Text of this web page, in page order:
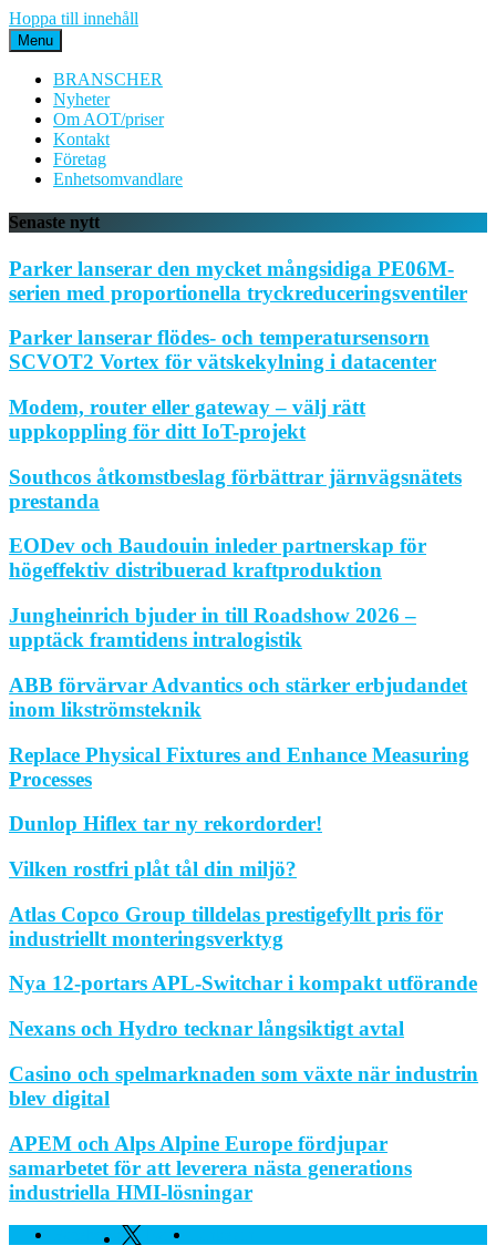
Hoppa till innehåll
Menu
BRANSCHER
Nyheter
Om AOT/priser
Kontakt
Företag
Enhetsomvandlare
Senaste nytt
Parker lanserar den mycket mångsidiga PE06M-
serien med proportionella tryckreduceringsventiler
Parker lanserar flödes- och temperatursensorn
SCVOT2 Vortex för vätskekylning i datacenter
Modem, router eller gateway – välj rätt
uppkoppling för ditt IoT-projekt
Southcos åtkomstbeslag förbättrar järnvägsnätets
prestanda
EODev och Baudouin inleder partnerskap för
högeffektiv distribuerad kraftproduktion
Jungheinrich bjuder in till Roadshow 2026 –
upptäck framtidens intralogistik
ABB förvärvar Advantics och stärker erbjudandet
inom likströmsteknik
Replace Physical Fixtures and Enhance Measuring
Processes
Dunlop Hiflex tar ny rekordorder!
Vilken rostfri plåt tål din miljö?
Atlas Copco Group tilldelas prestigefyllt pris för
industriellt monteringsverktyg
Nya 12-portars APL-Switchar i kompakt utförande
Nexans och Hydro tecknar långsiktigt avtal
Casino och spelmarknaden som växte när industrin
blev digital
APEM och Alps Alpine Europe fördjupar
samarbetet för att leverera nästa generations
industriella HMI-lösningar
Facebook Twitter